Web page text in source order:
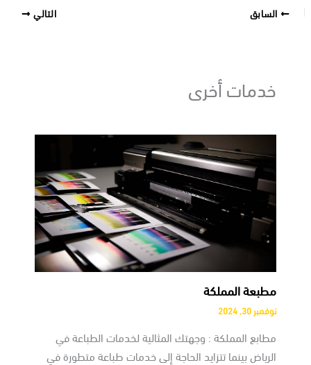
السابق التالي
خدمات أخرى
مطبعة المملكة
نوفمبر 30, 2024
مطابع المملكة : وجهتك المثالية لخدمات الطباعة في
الرياض بينما تتزايد الحاجة إلى خدمات طباعة متطورة في